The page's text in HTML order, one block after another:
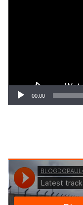
00:00